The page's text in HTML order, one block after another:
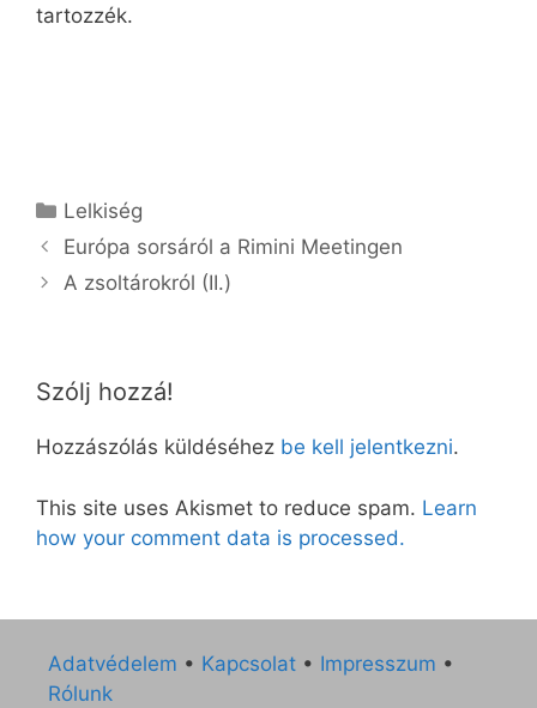
tartozzék.
Kategória
Lelkiség
Európa sorsáról a Rimini Meetingen
A zsoltárokról (II.)
Szólj hozzá!
Hozzászólás küldéséhez be kell jelentkezni.
This site uses Akismet to reduce spam. Learn
how your comment data is processed.
Adatvédelem • Kapcsolat • Impresszum •
Rólunk